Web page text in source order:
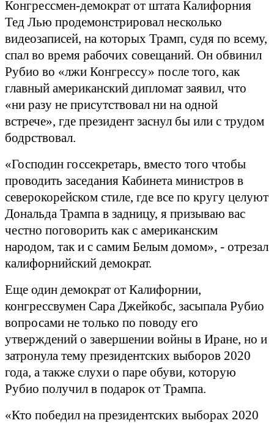
Конгрессмен-демократ от штата Калифорния
Тед Лью продемонстрировал несколько
видеозаписей, на которых Трамп, судя по всему,
спал во время рабочих совещаний. Он обвинил
Рубио во «лжи Конгрессу» после того, как
главный американский дипломат заявил, что
«ни разу не присутствовал ни на одной
встрече», где президент заснул бы или с трудом
бодрствовал.
«Господин госсекретарь, вместо того чтобы
проводить заседания Кабинета министров в
северокорейском стиле, где все по кругу целуют
Дональда Трампа в задницу, я призываю вас
честно поговорить как с американским
народом, так и с самим Белым домом», - отрезал
калифорнийский демократ.
Еще один демократ от Калифорнии,
конгрессвумен Сара Джейкобс, засыпала Рубио
вопросами не только по поводу его
утверждений о завершении войны в Иране, но и
затронула тему президентских выборов 2020
года, а также слухи о паре обуви, которую
Рубио получил в подарок от Трампа.
«Кто победил на президентских выборах 2020